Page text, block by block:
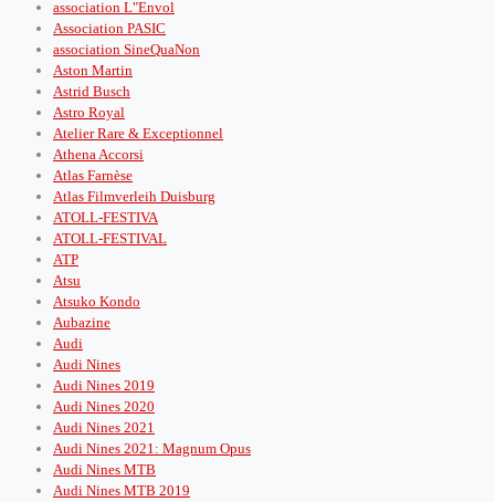
association L"Envol
Association PASIC
association SineQuaNon
Aston Martin
Astrid Busch
Astro Royal
Atelier Rare & Exceptionnel
Athena Accorsi
Atlas Farnèse
Atlas Filmverleih Duisburg
ATOLL-FESTIVA
ATOLL-FESTIVAL
ATP
Atsu
Atsuko Kondo
Aubazine
Audi
Audi Nines
Audi Nines 2019
Audi Nines 2020
Audi Nines 2021
Audi Nines 2021: Magnum Opus
Audi Nines MTB
Audi Nines MTB 2019